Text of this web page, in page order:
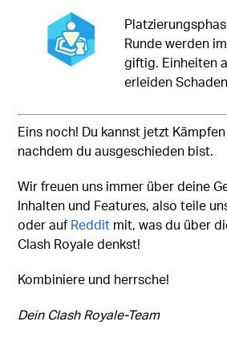
Runde werden
giftig. Einheiten
erleiden
Eins noch! Du kannst jetzt
nachdem du ausgeschieden bist.
Wir freuen uns immer über deine
Inhalten und Features, also teile
oder aufReddit mit, was du über
Clash Royale denkst!
Kombiniere und herrsche!
Dein Clash Royale-Team